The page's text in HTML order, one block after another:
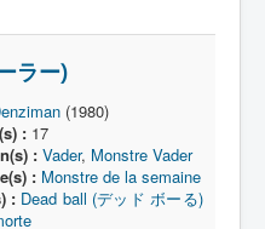
ラー)
(1980)
:17
: Vader, Monstre Vader
: Monstre de la semaine
: Dead ball (デッド ボーる)